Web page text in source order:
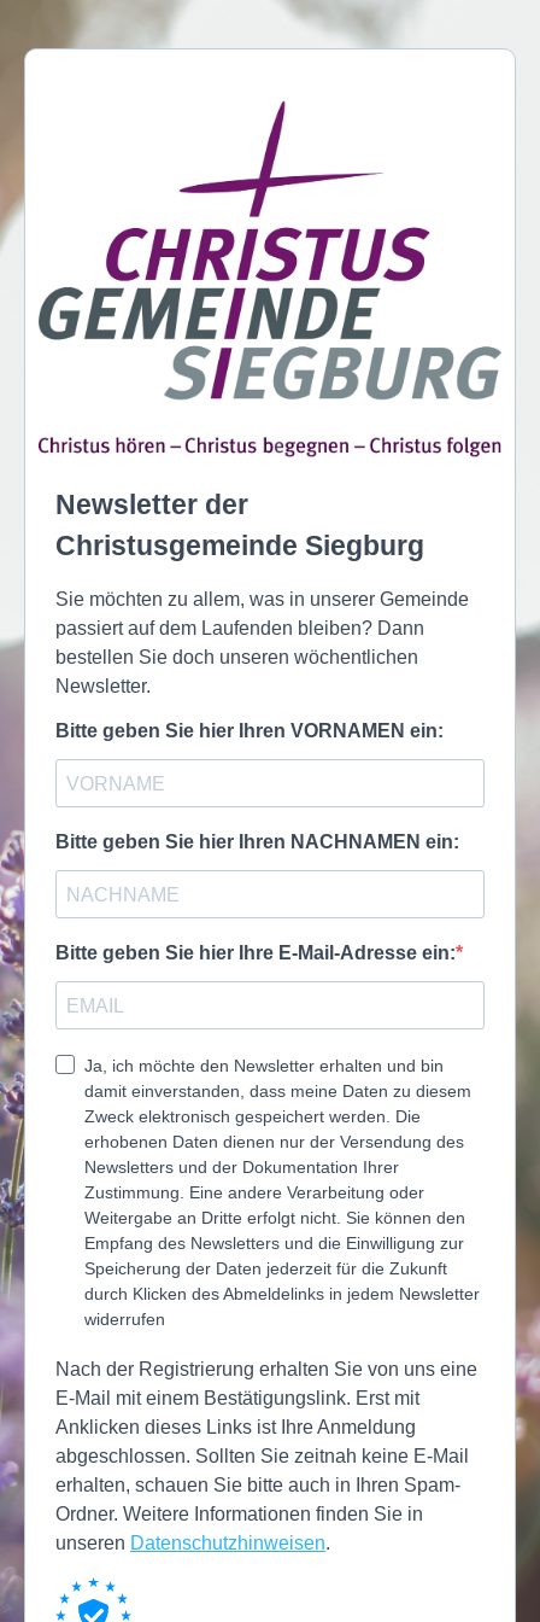
Newsletter der
Christusgemeinde Siegburg
Sie möchten zu allem, was in unserer Gemeinde
passiert auf dem Laufenden bleiben? Dann
bestellen Sie doch unseren wöchentlichen
Newsletter.
Bitte geben Sie hier Ihren VORNAMEN ein:
Bitte geben Sie hier Ihren NACHNAMEN ein:
Bitte geben Sie hier Ihre E-Mail-Adresse ein:
Ja, ich möchte den Newsletter erhalten und bin
damit einverstanden, dass meine Daten zu diesem
Zweck elektronisch gespeichert werden. Die
erhobenen Daten dienen nur der Versendung des
Newsletters und der Dokumentation Ihrer
Zustimmung. Eine andere Verarbeitung oder
Weitergabe an Dritte erfolgt nicht. Sie können den
Empfang des Newsletters und die Einwilligung zur
Speicherung der Daten jederzeit für die Zukunft
durch Klicken des Abmeldelinks in jedem Newsletter
widerrufen
Nach der Registrierung erhalten Sie von uns eine
E-Mail mit einem Bestätigungslink. Erst mit
Anklicken dieses Links ist Ihre Anmeldung
abgeschlossen. Sollten Sie zeitnah keine E-Mail
erhalten, schauen Sie bitte auch in Ihren Spam-
Ordner. Weitere Informationen finden Sie in
unseren Datenschutzhinweisen.